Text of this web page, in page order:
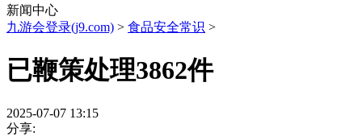
新闻中心
九游会登录(j9.com) > 食品安全常识 >
已鞭策处理3862件
2025-07-07 13:15
分享: